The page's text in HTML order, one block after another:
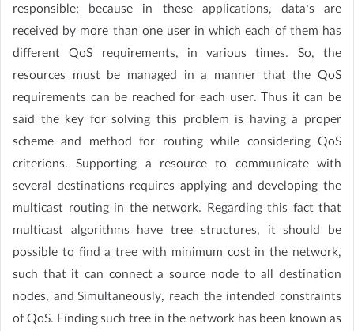
responsible; because in these applications, data’s are
received by more than one user in which each of them has
different QoS requirements, in various times. So, the
resources must be managed in a manner that the QoS
requirements can be reached for each user. Thus it can be
said the key for solving this problem is having a proper
scheme and method for routing while considering QoS
criterions. Supporting a resource to communicate with
several destinations requires applying and developing the
multicast routing in the network. Regarding this fact that
multicast algorithms have tree structures, it should be
possible to find a tree with minimum cost in the network,
such that it can connect a source node to all destination
nodes, and Simultaneously, reach the intended constraints
of QoS. Finding such tree in the network has been known as